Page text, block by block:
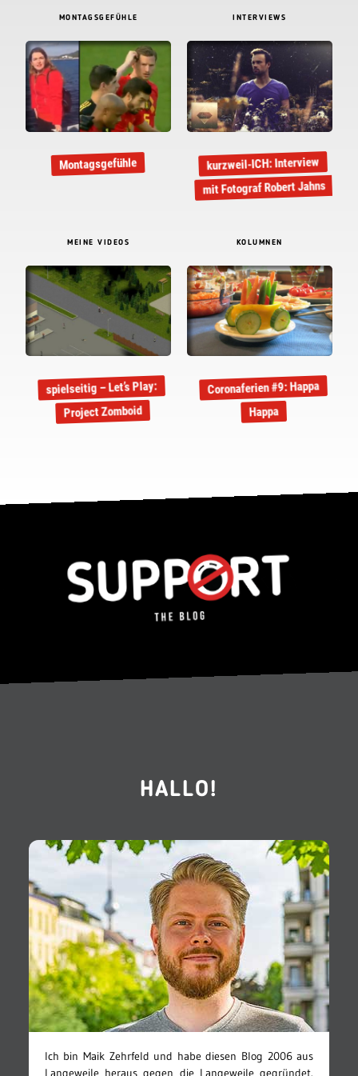
MONTAGSGEFÜHLE
Montagsgefühle
INTERVIEWS
kurzweil-ICH: Interview
mit Fotograf Robert Jahns
MEINE VIDEOS
spielseitig – Let’s Play:
Project Zomboid
KOLUMNEN
Coronaferien #9: Happa
Happa
HALLO!
Ich bin Maik Zehrfeld und habe diesen Blog 2006 aus
Langeweile heraus gegen die Langeweile gegründet.